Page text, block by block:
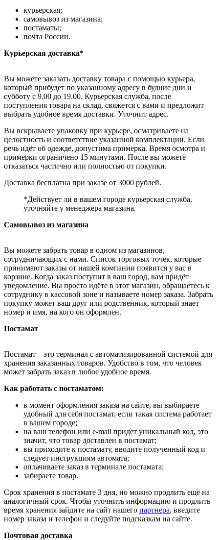
курьерская;
самовывоз из магазина;
постаматы;
почта России.
Курьерская доставка*
Вы можете заказать доставку товара с помощью курьера,
который прибудет по указанному адресу в будние дни и
субботу с 9.00 до 19.00. Курьерская служба, после
поступления товара на склад, свяжется с вами и предложит
выбрать удобное время доставки. Уточнит адрес.
Вы вскрываете упаковку при курьере, осматриваете на
целостность и соответствие указанной комплектации. Если
речь идёт об одежде, допустима примерка. Время осмотра и
примерки ограничено 15 минутами. После вы можете
отказаться частично или полностью от покупки.
Доставка бесплатна при заказе от 3000 рублей.
*Действует ли в вашем городе курьерская служба,
уточняйте у менеджера магазина.
Самовывоз из магазина
Вы можете забрать товар в одном из магазинов,
сотрудничающих с нами. Список торговых точек, которые
принимают заказы от нашей компании появится у вас в
корзине. Когда заказ поступит в ваш город, вам придёт
уведомление. Вы просто идёте в этот магазин, обращаетесь к
сотруднику в кассовой зоне и называете номер заказа. Забрать
покупку может ваш друг или родственник, который знает
номер и имя, на кого он оформлен.
Постамат
Постамат – это терминал с автоматизированной системой для
хранения заказанных товаров. Удобство в том, что человек
может забрать заказ в любое удобное время.
Как работать с постаматом:
в момент оформления заказа на сайте, вы выбираете
удобный для себя постамат, если такая система работает
в вашем городе;
на ваш телефон или e-mail придет уникальный код, это
значит, что товар доставлен в постамат;
вы приходите к постамату, вводите полученный код и
следует инструкциям автомата;
оплачиваете заказ в терминале постамата;
забираете товар.
Срок хранения в постамате 3 дня, но можно продлить ещё на
аналогичный срок. Чтобы уточнить информацию и продлить
время хранения зайдите на сайт нашего партнера, введите
номер заказа и телефон и следуйте подсказкам на сайте.
Почтовая доставка